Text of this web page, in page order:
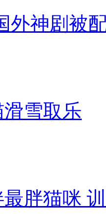
外神剧被
雪取乐
胖猫咪